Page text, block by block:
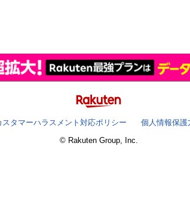
スタマーハラスメント対応ポリシー
個人情報保護
© Rakuten Group, Inc.